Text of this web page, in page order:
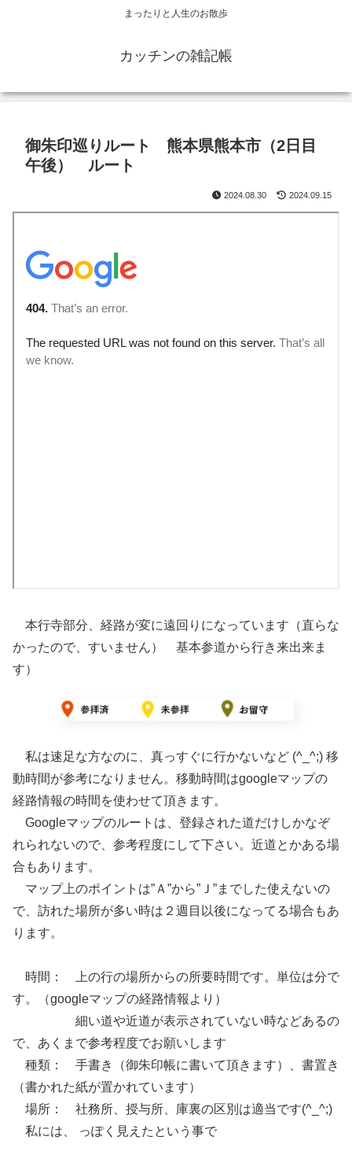
まったりと人生のお散歩
カッチンの雑記帳
御朱印巡りルート 熊本県熊本市（2日目
午後） ルート
2024.08.30 2024.09.15
本行寺部分、経路が変に遠回りになっています（直らな
かったので、すいません） 基本参道から行き来出来ま
す）
私は速足な方なのに、真っすぐに行かないなど (^_^;) 移
動時間が参考になりません。移動時間はgoogleマップの
経路情報の時間を使わせて頂きます。
Googleマップのルートは、登録された道だけしかなぞ
れられないので、参考程度にして下さい。近道とかある場
合もあります。
マップ上のポイントは”Ａ”から”Ｊ”までした使えないの
で、訪れた場所が多い時は２週目以後になってる場合もあ
ります。
時間： 上の行の場所からの所要時間です。単位は分で
す。（googleマップの経路情報より）
細い道や近道が表示されていない時などあるの
で、あくまで参考程度でお願いします
種類： 手書き（御朱印帳に書いて頂きます）、書置き
（書かれた紙が置かれています）
場所： 社務所、授与所、庫裏の区別は適当です(^_^;)
私には、 っぽく見えたという事で